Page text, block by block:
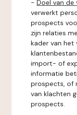
- Doel van de
verwerkt
prospects
zijn relaties
kader van het
import- of
informatie
prospects, of
van klachten
prospects.